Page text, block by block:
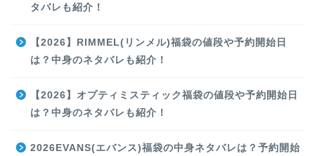
タバレも紹介！
【2026】RIMMEL(リンメル)福袋の値段や予約開始日
は？中身のネタバレも紹介！
【2026】オプティミスティック福袋の値段や予約開始日
は？中身のネタバレも紹介！
2026EVANS(エバンス)福袋の中身ネタバレは？予約開始